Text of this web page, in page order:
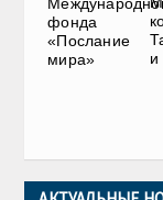
фонда
«Послание
мира»
и